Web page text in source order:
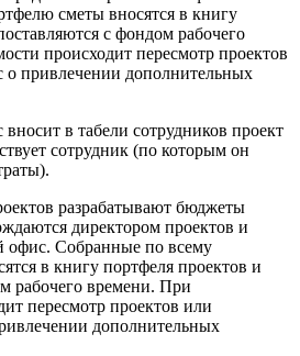
сметы вносятся в книгу
с фондом рабочего
происходит пересмотр проектов
о привлечении дополнительных
в табели сотрудников проект
сотрудник (по которым он
разрабатывают бюджеты
директором проектов и
офис. Собранные по всему
в книгу портфеля проектов и
рабочего времени. При
пересмотр проектов или
дополнительных